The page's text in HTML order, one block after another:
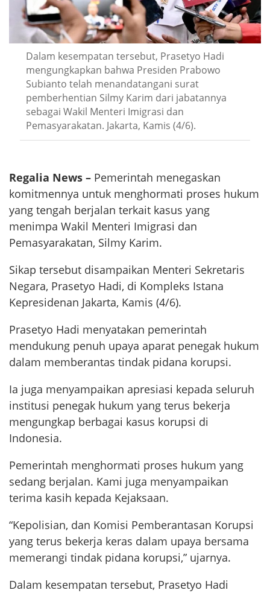
Dalam kesempatan tersebut, Prasetyo Hadi
mengungkapkan bahwa Presiden Prabowo
Subianto telah menandatangani surat
pemberhentian Silmy Karim dari jabatannya
sebagai Wakil Menteri Imigrasi dan
Pemasyarakatan. Jakarta, Kamis (4/6).
Regalia News – Pemerintah menegaskan
komitmennya untuk menghormati proses hukum
yang tengah berjalan terkait kasus yang
menimpa Wakil Menteri Imigrasi dan
Pemasyarakatan, Silmy Karim.
Sikap tersebut disampaikan Menteri Sekretaris
Negara, Prasetyo Hadi, di Kompleks Istana
Kepresidenan Jakarta, Kamis (4/6).
Prasetyo Hadi menyatakan pemerintah
mendukung penuh upaya aparat penegak hukum
dalam memberantas tindak pidana korupsi.
Ia juga menyampaikan apresiasi kepada seluruh
institusi penegak hukum yang terus bekerja
mengungkap berbagai kasus korupsi di
Indonesia.
Pemerintah menghormati proses hukum yang
sedang berjalan. Kami juga menyampaikan
terima kasih kepada Kejaksaan.
“Kepolisian, dan Komisi Pemberantasan Korupsi
yang terus bekerja keras dalam upaya bersama
memerangi tindak pidana korupsi,” ujarnya.
Dalam kesempatan tersebut, Prasetyo Hadi